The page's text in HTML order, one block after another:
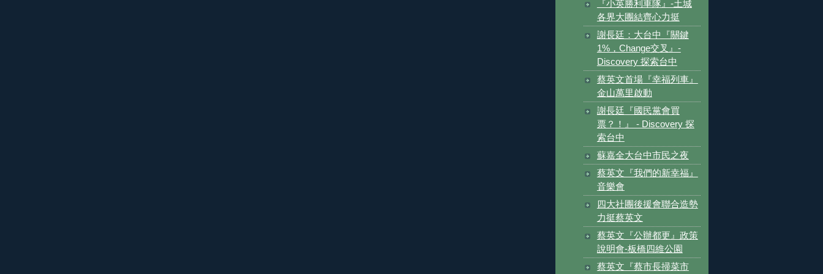
『小英勝利車隊』-土城
各界大團結齊心力挺
謝長廷：大台中『關鍵
1%，Change交叉』-
Discovery 探索台中
蔡英文首場『幸福列車』
金山萬里啟動
謝長廷『國民黨會買
票？！』 - Discovery 探
索台中
蘇嘉全大台中市民之夜
蔡英文『我們的新幸福』
音樂會
四大社團後援會聯合造勢
力挺蔡英文
蔡英文『公辦都更』政策
說明會-板橋四維公園
蔡英文『蔡市長掃菜市